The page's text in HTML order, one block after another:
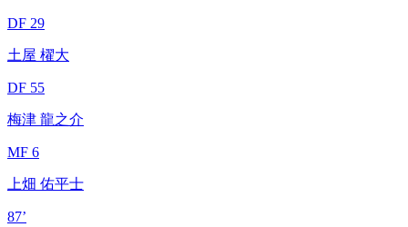
DF 29
土屋 櫂大
DF 55
梅津 龍之介
MF 6
上畑 佑平士
87’